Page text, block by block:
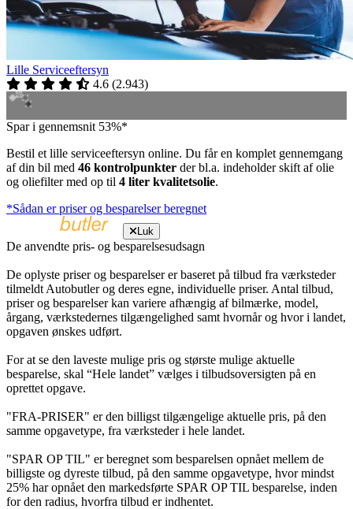
Lille Serviceeftersyn
4.6 (2.943)
Spar i gennemsnit 53%*
Bestil et lille serviceeftersyn online. Du får en komplet gennemgang
af din bil med 46 kontrolpunkter der bl.a. indeholder skift af olie
og oliefilter med op til 4 liter kvalitetsolie.
*Sådan er priser og besparelser beregnet
Luk
De anvendte pris- og besparelsesudsagn
De oplyste priser og besparelser er baseret på tilbud fra værksteder
tilmeldt Autobutler og deres egne, individuelle priser. Antal tilbud,
priser og besparelser kan variere afhængig af bilmærke, model,
årgang, værkstedernes tilgængelighed samt hvornår og hvor i landet,
opgaven ønskes udført.
For at se den laveste mulige pris og største mulige aktuelle
besparelse, skal “Hele landet” vælges i tilbudsoversigten på en
oprettet opgave.
"FRA-PRISER" er den billigst tilgængelige aktuelle pris, på den
samme opgavetype, fra værksteder i hele landet.
"SPAR OP TIL" er beregnet som besparelsen opnået mellem de
billigste og dyreste tilbud, på den samme opgavetype, hvor mindst
25% har opnået den markedsførte SPAR OP TIL besparelse, inden
for den radius, hvorfra tilbud er indhentet.